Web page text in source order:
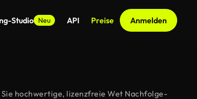
Studio Neu API Preise Anmelden
hochwertige, lizenzfreie Wet Nachfolge-